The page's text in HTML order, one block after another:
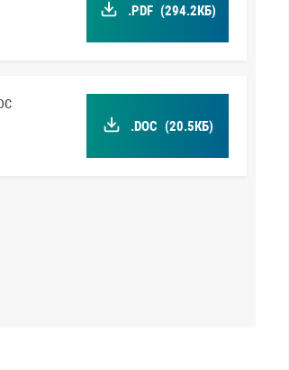
.PDF (294.2КБ)
.DOC (20.5КБ)